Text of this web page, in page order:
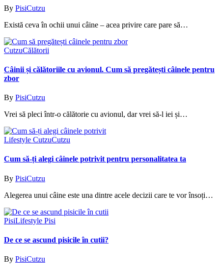
By PisiCutzu
Există ceva în ochii unui câine – acea privire care pare să…
CutzuCălătorii
Câinii și călătoriile cu avionul. Cum să pregătești câinele pentru
zbor
By PisiCutzu
Vrei să pleci într-o călătorie cu avionul, dar vrei să-l iei și…
Lifestyle CutzuCutzu
Cum să-ți alegi câinele potrivit pentru personalitatea ta
By PisiCutzu
Alegerea unui câine este una dintre acele decizii care te vor însoți…
PisiLifestyle Pisi
De ce se ascund pisicile în cutii?
By PisiCutzu